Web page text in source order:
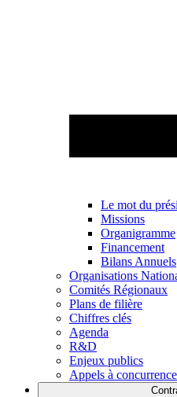
Le mot du
Missions
Organigramme
Financement
Bilans Annuels
Organisations
Comités Régionaux
Plans de filière
Chiffres clés
Agenda
R&D
Enjeux publics
Appels à concurrence